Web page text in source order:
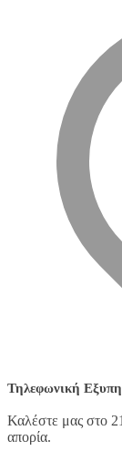
Τηλεφωνική
Καλέστε μας στο
απορία.